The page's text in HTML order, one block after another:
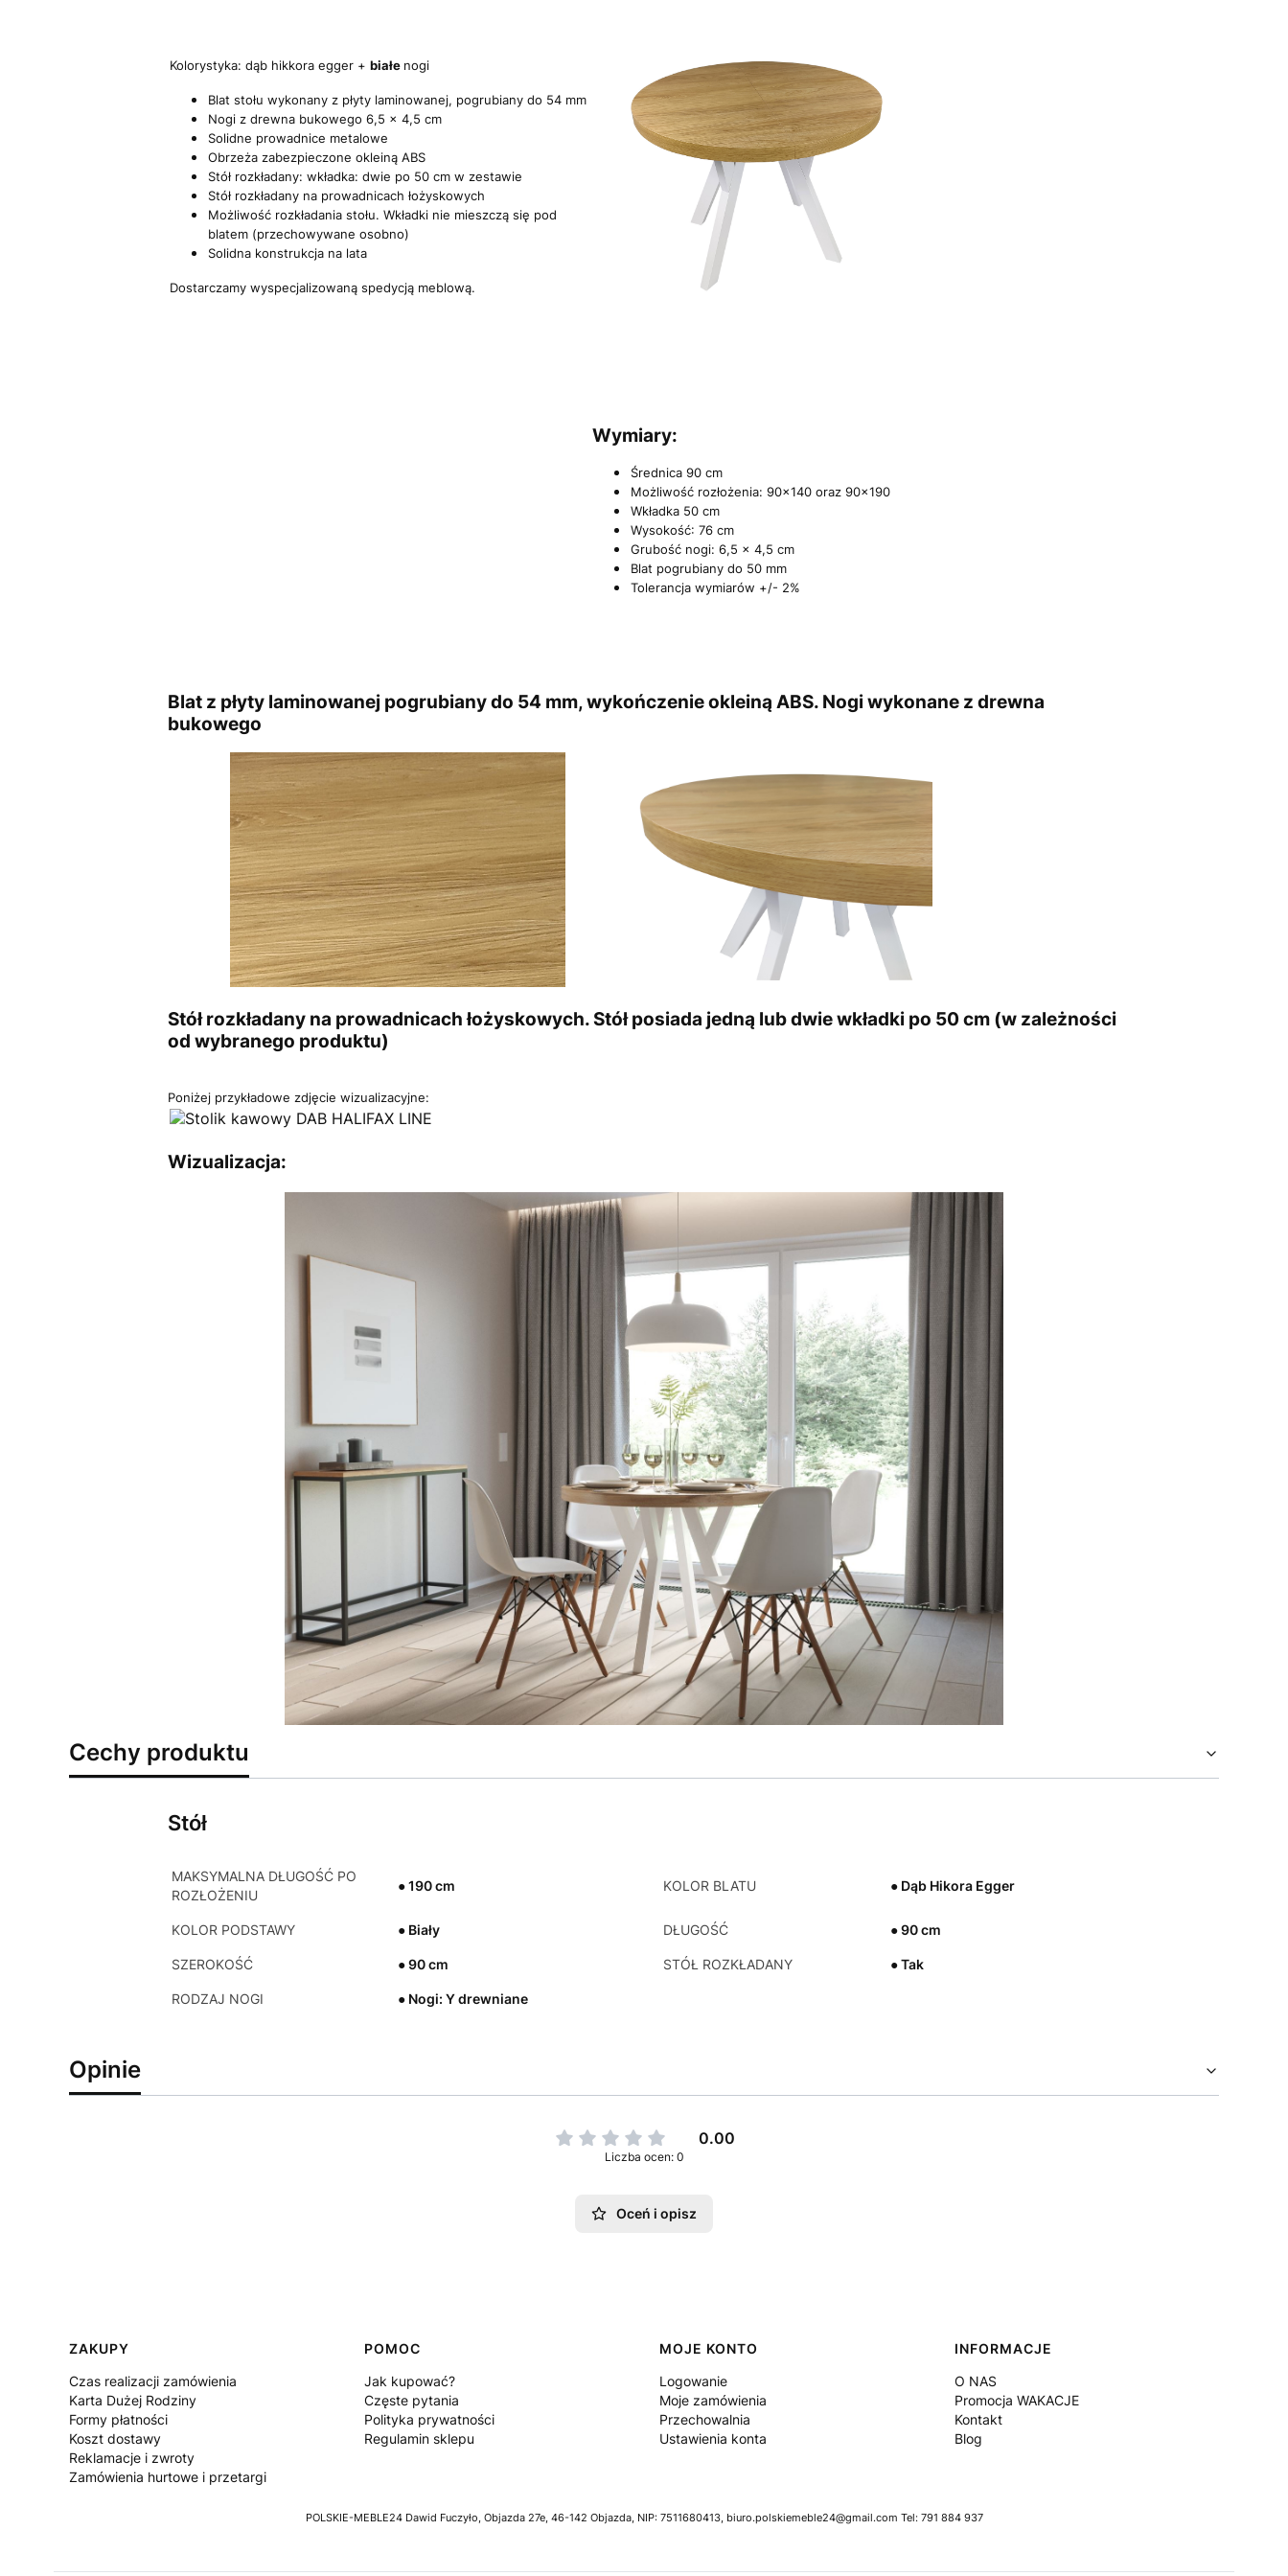
Kolorystyka: dąb hikkora egger + białe nogi
Blat stołu wykonany z płyty laminowanej, pogrubiany do 54 mm
Nogi z drewna bukowego 6,5 x 4,5 cm
Solidne prowadnice metalowe
Obrzeża zabezpieczone okleiną ABS
Stół rozkładany: wkładka: dwie po 50 cm w zestawie
Stół rozkładany na prowadnicach łożyskowych
Możliwość rozkładania stołu. Wkładki nie mieszczą się pod
blatem (przechowywane osobno)
Solidna konstrukcja na lata
Dostarczamy wyspecjalizowaną spedycją meblową.
Wymiary:
Średnica 90 cm
Możliwość rozłożenia: 90x140 oraz 90x190
Wkładka 50 cm
Wysokość: 76 cm
Grubość nogi: 6,5 x 4,5 cm
Blat pogrubiany do 50 mm
Tolerancja wymiarów +/- 2%
Blat z płyty laminowanej pogrubiany do 54 mm, wykończenie okleiną ABS. Nogi wykonane z drewna
bukowego
Stół rozkładany na prowadnicach łożyskowych. Stół posiada jedną lub dwie wkładki po 50 cm (w zależności
od wybranego produktu)
Poniżej przykładowe zdjęcie wizualizacyjne:
Wizualizacja:
Cechy produktu
Stół
MAKSYMALNA DŁUGOŚĆ PO
ROZŁOŻENIU
● 190 cm KOLOR BLATU ● Dąb Hikora Egger
KOLOR PODSTAWY ● Biały DŁUGOŚĆ ● 90 cm
SZEROKOŚĆ ● 90 cm STÓŁ ROZKŁADANY ● Tak
RODZAJ NOGI ● Nogi: Y drewniane
Opinie
0.00
Liczba ocen: 0
Oceń i opisz
Linki w stopce
ZAKUPY
Czas realizacji zamówienia
Karta Dużej Rodziny
Formy płatności
Koszt dostawy
Reklamacje i zwroty
Zamówienia hurtowe i przetargi
POMOC
Jak kupować?
Częste pytania
Polityka prywatności
Regulamin sklepu
MOJE KONTO
Logowanie
Moje zamówienia
Przechowalnia
Ustawienia konta
INFORMACJE
O NAS
Promocja WAKACJE
Kontakt
Blog
POLSKIE-MEBLE24 Dawid Fuczyło, Objazda 27e, 46-142 Objazda, NIP: 7511680413, biuro.polskiemeble24@gmail.com Tel: 791 884 937